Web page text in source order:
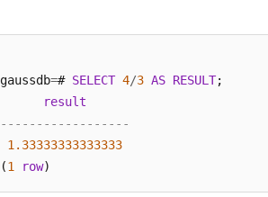
gaussdb=# SELECT 4/3 AS RESULT;
result
------------------
1.33333333333333
(1 row